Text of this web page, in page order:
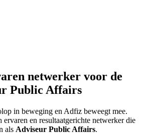
netwerker voor de
Public Affairs
in beweging en Adfiz beweegt mee.
ervaren en resultaatgerichte netwerker die
als Adviseur Public Affairs.